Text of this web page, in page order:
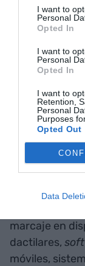
I want to
Personal
Opted In
I want to
Personal
Opted In
I want to
Retention,
Personal
Purposes
Opted Out
Data
UGT de
exige el
requisitos
garantías,
empresa y
encontrar el
horario que
las personas
Relojes con
marcaje en
dactilares,
móviles,